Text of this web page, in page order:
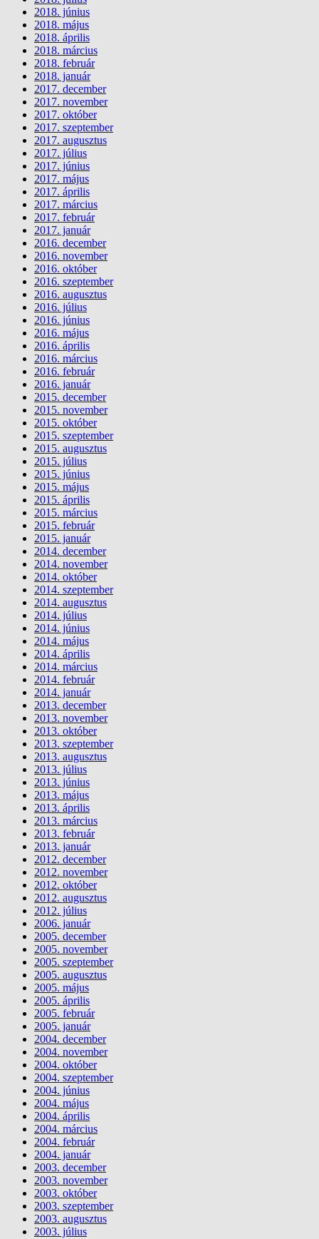
2018. június
2018. május
2018. április
2018. március
2018. február
2018. január
2017. december
2017. november
2017. október
2017. szeptember
2017. augusztus
2017. július
2017. június
2017. május
2017. április
2017. március
2017. február
2017. január
2016. december
2016. november
2016. október
2016. szeptember
2016. augusztus
2016. július
2016. június
2016. május
2016. április
2016. március
2016. február
2016. január
2015. december
2015. november
2015. október
2015. szeptember
2015. augusztus
2015. július
2015. június
2015. május
2015. április
2015. március
2015. február
2015. január
2014. december
2014. november
2014. október
2014. szeptember
2014. augusztus
2014. július
2014. június
2014. május
2014. április
2014. március
2014. február
2014. január
2013. december
2013. november
2013. október
2013. szeptember
2013. augusztus
2013. július
2013. június
2013. május
2013. április
2013. március
2013. február
2013. január
2012. december
2012. november
2012. október
2012. augusztus
2012. július
2006. január
2005. december
2005. november
2005. szeptember
2005. augusztus
2005. május
2005. április
2005. február
2005. január
2004. december
2004. november
2004. október
2004. szeptember
2004. június
2004. május
2004. április
2004. március
2004. február
2004. január
2003. december
2003. november
2003. október
2003. szeptember
2003. augusztus
2003. július